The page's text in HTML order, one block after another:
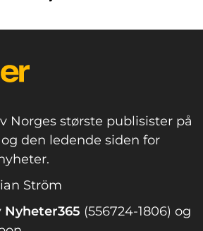
Norges største publisister på
den ledende siden for
Ström
Nyheter365 (556724-1806) og